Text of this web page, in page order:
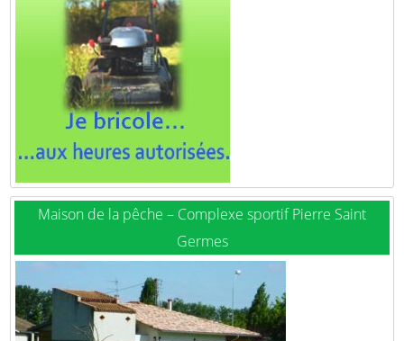
Maison de la pêche – Complexe sportif Pierre Saint
Germes